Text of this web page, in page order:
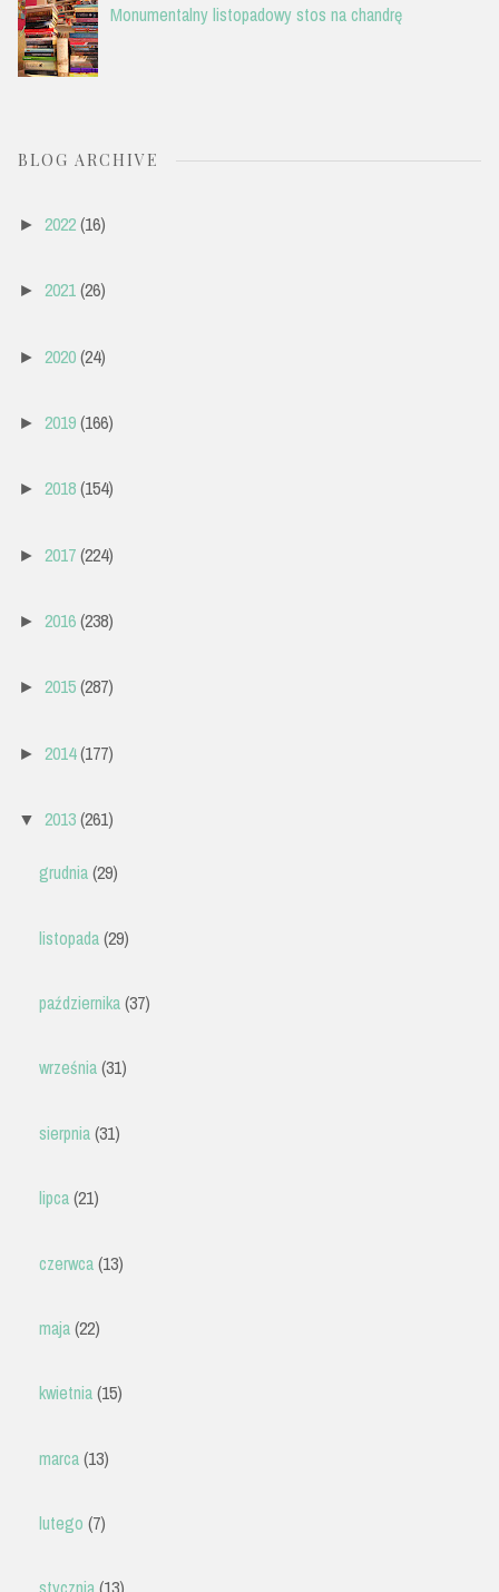
Monumentalny listopadowy stos na chandrę
BLOG ARCHIVE
► 2022(16)
► 2021(26)
► 2020(24)
► 2019(166)
► 2018(154)
► 2017(224)
► 2016(238)
► 2015(287)
► 2014(177)
▼ 2013(261)
grudnia(29)
listopada(29)
października(37)
września(31)
sierpnia(31)
lipca(21)
czerwca(13)
maja(22)
kwietnia(15)
marca(13)
lutego (7)